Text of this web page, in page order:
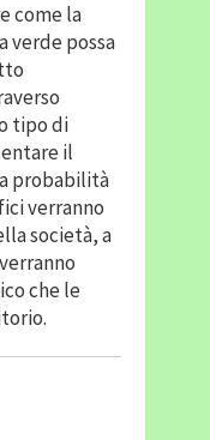
come la
verde possa
tipo di
il
probabilità
verranno
società, a
che le